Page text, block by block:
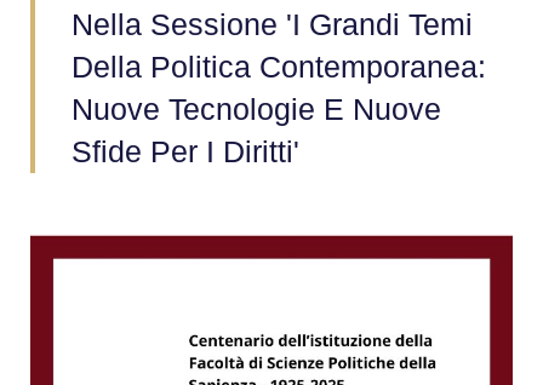
Nella Sessione 'I Grandi Temi
Della Politica Contemporanea:
Nuove Tecnologie E Nuove
Sfide Per I Diritti'